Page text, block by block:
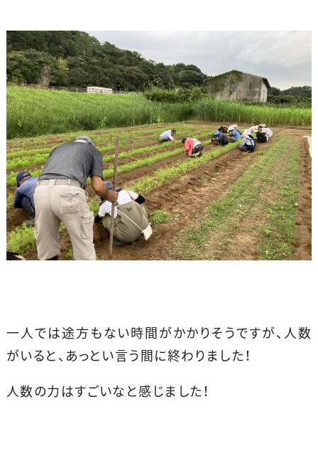
一人では途方もない時間がかかりそうですが、人数
がいると、あっとい言う間に終わりました！
人数の力はすごいなと感じました！